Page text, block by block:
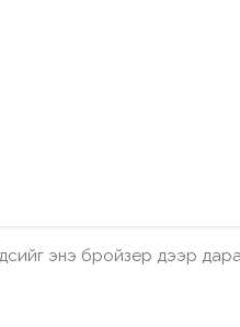
энэ бройзер дээр